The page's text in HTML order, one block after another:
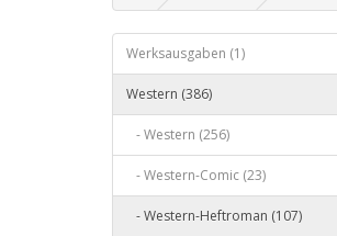
Werksausgaben (1)
Western (386)
- Western (256)
- Western-Comic (23)
- Western-Heftroman (107)